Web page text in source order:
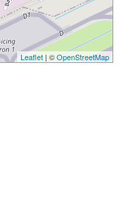
Leaflet| ©OpenStreetMap